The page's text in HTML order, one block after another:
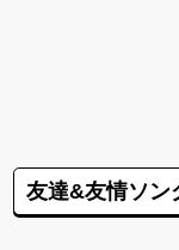
友達&友情ソン